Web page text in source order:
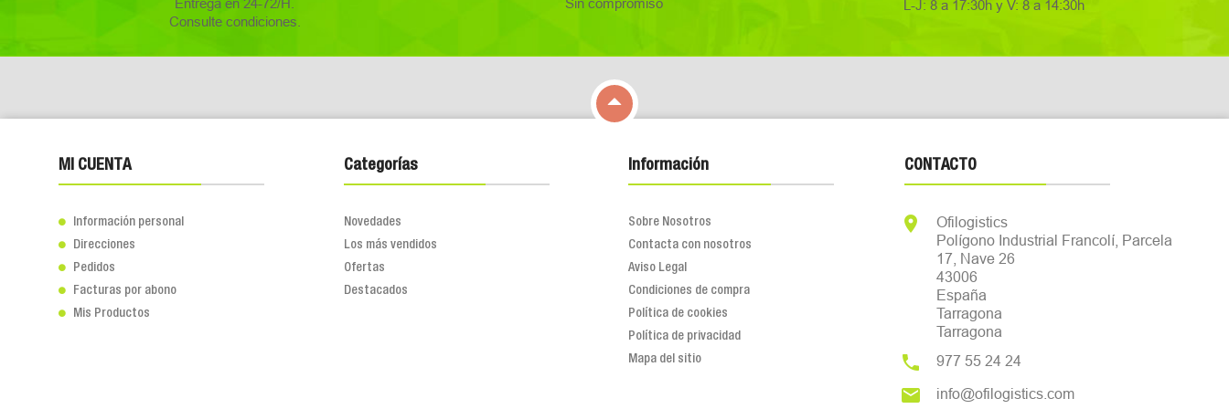
Entrega en 24-72/H.
Consulte condiciones.
Sin compromiso L-J: 8 a 17:30h y V: 8 a 14:30h

MI CUENTA
 Información personal
 Direcciones
 Pedidos
 Facturas por abono
 Mis Productos
Categorías
Novedades
Los más vendidos
Ofertas
Destacados
Información
Sobre Nosotros
Contacta con nosotros
Aviso Legal
Condiciones de compra
Política de cookies
Política de privacidad
Mapa del sitio
CONTACTO

Ofilogistics
Polígono Industrial Francolí, Parcela
17, Nave 26
43006
España
Tarragona
Tarragona
 977 55 24 24
 info@ofilogistics.com